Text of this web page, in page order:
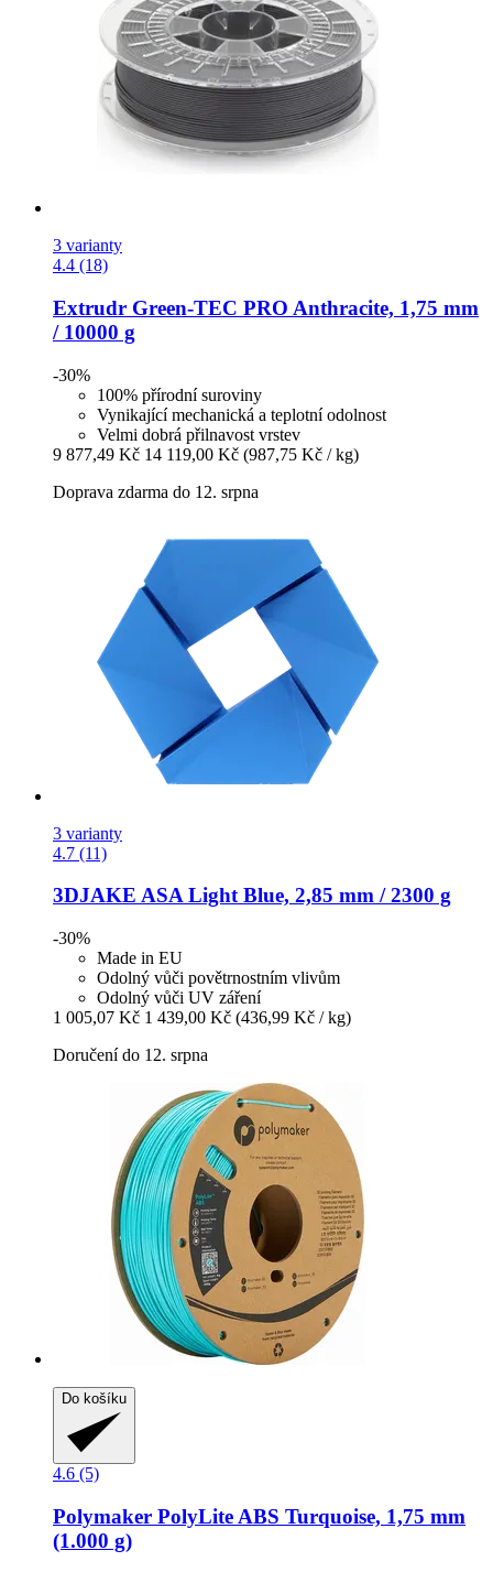
3 varianty
4.4 (18)
Extrudr Green-​TEC PRO Anthracite, 1,75 mm
/ 10000 g
-30%
100% přírodní suroviny
Vynikající mechanická a teplotní odolnost
Velmi dobrá přilnavost vrstev
9 877,49 Kč 14 119,00 Kč (987,75 Kč / kg)
Doprava zdarma do 12. srpna
3 varianty
4.7 (11)
3DJAKE ASA Light Blue, 2,85 mm / 2300 g
-30%
Made in EU
Odolný vůči povětrnostním vlivům
Odolný vůči UV záření
1 005,07 Kč 1 439,00 Kč (436,99 Kč / kg)
Doručení do 12. srpna
Do košíku
4.6 (5)
Polymaker PolyLite ABS Turquoise, 1,75 mm
(1.000 g)